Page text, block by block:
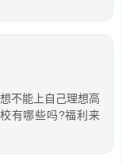
不能上自己理想高
有哪些吗?福利来